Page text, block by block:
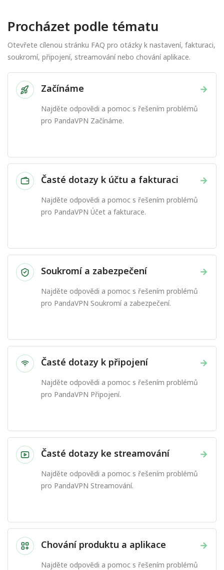
Procházet podle tématu
Otevřete cílenou stránku FAQ pro otázky k nastavení, fakturaci,
soukromí, připojení, streamování nebo chování aplikace.
→
Začínáme
Najděte odpovědi a pomoc s řešením problémů
pro PandaVPN Začínáme.
→
Časté dotazy k účtu a fakturaci
Najděte odpovědi a pomoc s řešením problémů
pro PandaVPN Účet a fakturace.
→
Soukromí a zabezpečení
Najděte odpovědi a pomoc s řešením problémů
pro PandaVPN Soukromí a zabezpečení.
→
Časté dotazy k připojení
Najděte odpovědi a pomoc s řešením problémů
pro PandaVPN Připojení.
→
Časté dotazy ke streamování
Najděte odpovědi a pomoc s řešením problémů
pro PandaVPN Streamování.
→
Chování produktu a aplikace
Najděte odpovědi a pomoc s řešením problémů